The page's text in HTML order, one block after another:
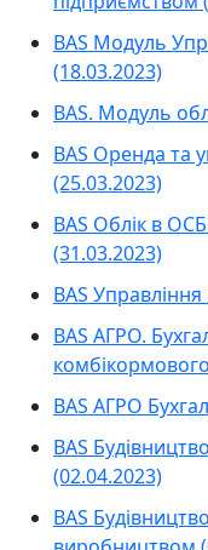
BAS Модуль
(18.03.2023)
BAS. Модуль
BAS Оренда та
(25.03.2023)
BAS Облік в
(31.03.2023)
BAS
BAS АГРО.
BAS АГРО
BAS
(02.04.2023)
BAS